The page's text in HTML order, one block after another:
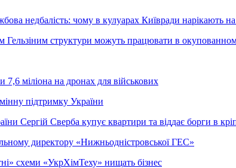
недбалість: чому в кулуарах Київради нарікають
Гельзіним структури можуть працювати в
7,6 міліона на дронах для військових
підтримку України
Сергій Сверба купує квартири та віддає борги в
директору «Нижньодністровської ГЕС»
схеми «УкрХімТеху» нищать бізнес